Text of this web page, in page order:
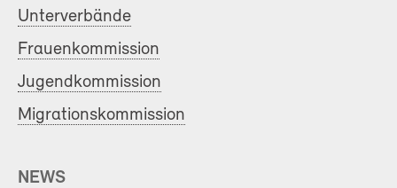
Unterverbände
Frauenkommission
Jugendkommission
Migrationskommission
NEWS